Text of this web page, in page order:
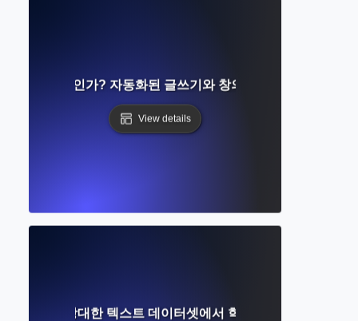
성이란 무엇인가? 자동화된 글쓰기와 창의성 뒤에 있는 AI 기술
View details
가? AI가 방대한 텍스트 데이터셋에서 학습하여 인간처럼 글